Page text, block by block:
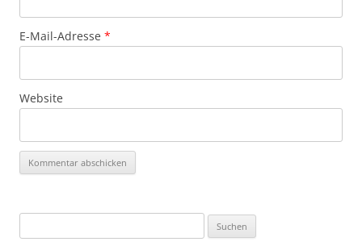
E-Mail-Adresse *
Website
nach: